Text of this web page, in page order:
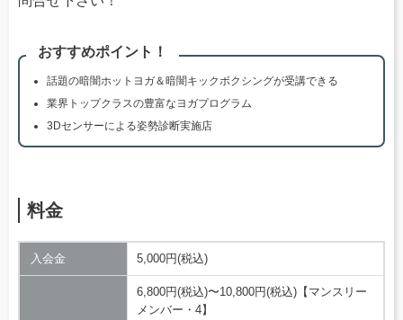
おすすめポイント！
話題の暗闇ホットヨガ＆暗闇キックボクシングが受講できる
業界トップクラスの豊富なヨガプログラム
3Dセンサーによる姿勢診断実施店
料金
入会金 5,000円(税込)
6,800円(税込)〜10,800円(税込)【マンスリー
メンバー・4】